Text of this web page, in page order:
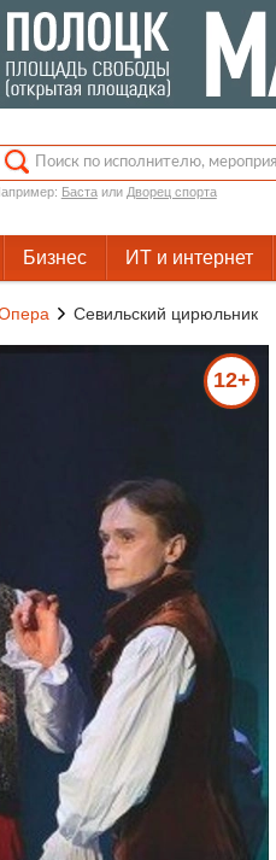
Бастаили Дворец спорта
Бизнес ИТ и интернет
Севильский цирюльник
12+